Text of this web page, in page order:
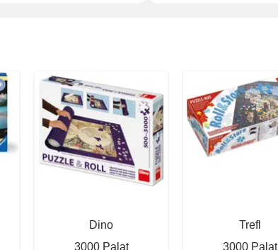
Dino
3000 Palat
Trefl
3000 Palat